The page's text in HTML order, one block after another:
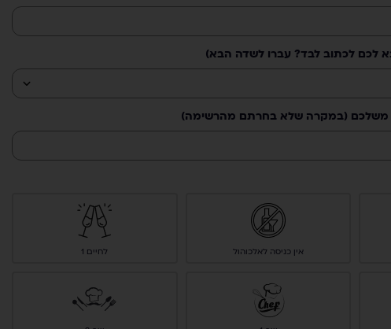
לכם לכתוב לבד? עברו לשדה הבא)
משלכם (במקרה שלא בחרתם מהרשימה)
אין כניסה לאלכוהול לחיים 1